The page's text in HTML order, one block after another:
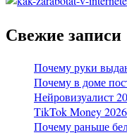
Свежие записи
Почему руки
Почему в доме
Нейровизуалист
TikTok Money
Почему раньше